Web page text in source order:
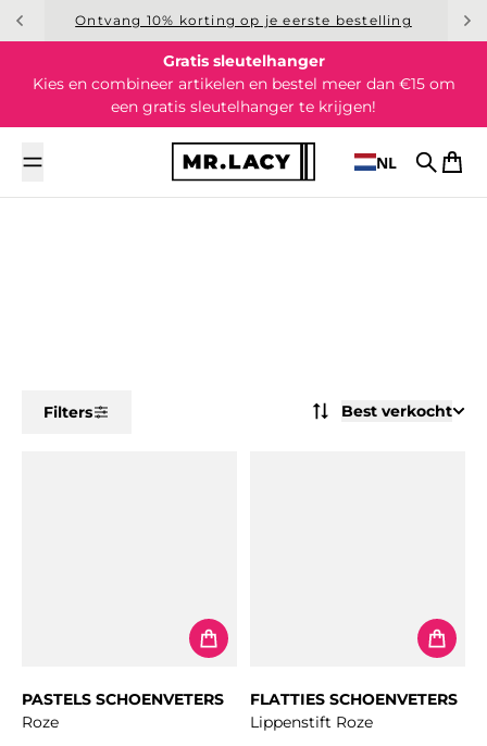
Overslaan naar inhoud
Ontvang 10% korting op je eerste bestelling
Gratis sleutelhanger
Kies en combineer artikelen en bestel meer dan €15 om
een gratis sleutelhanger te krijgen!
NL
Zoek op
Filters Best verkocht
PASTELS SCHOENVETERS
Roze
FLATTIES SCHOENVETERS
Lippenstift Roze